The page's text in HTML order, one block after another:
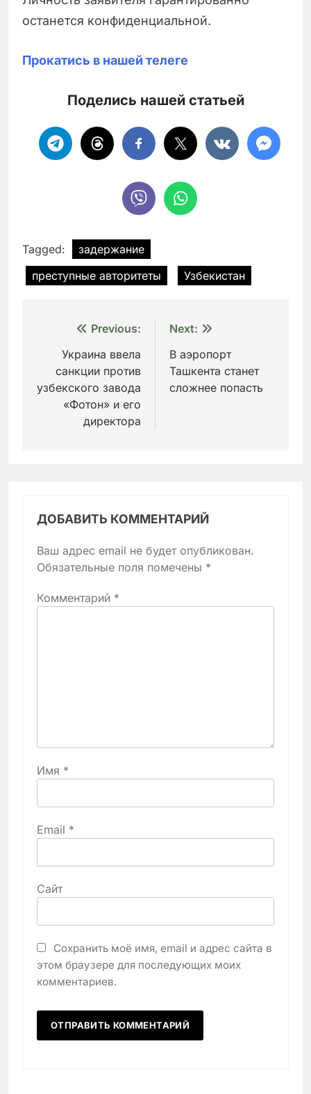
останется конфиденциальной.
Прокатись в нашей телеге
Поделись нашей статьей
Tagged:
задержание
преступные авторитеты
Узбекистан
Навигация
записям
Previous:
Украина ввела
санкции против
узбекского завода
«Фотон» и его
директора
Next:
В аэропорт
Ташкента станет
сложнее попасть
ДОБАВИТЬ КОММЕНТАРИЙ
Ваш адрес email не будет опубликован.
Обязательные поля помечены *
Комментарий *
Имя *
Email *
Сайт
Сохранить моё имя, email и адрес сайта в
этом браузере для последующих моих
комментариев.